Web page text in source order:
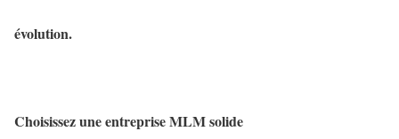
évolution.
Choisissez une entreprise MLM solide